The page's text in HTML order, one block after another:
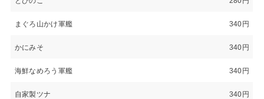
まぐろ山かけ軍艦 340円
かにみそ 340円
海鮮なめろう軍艦 340円
自家製ツナ 340円